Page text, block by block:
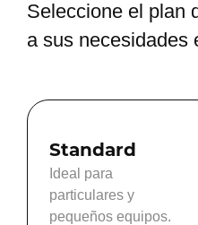
Seleccione el plan
a sus necesidades
Standard
Ideal para
particulares y
pequeños equipos.